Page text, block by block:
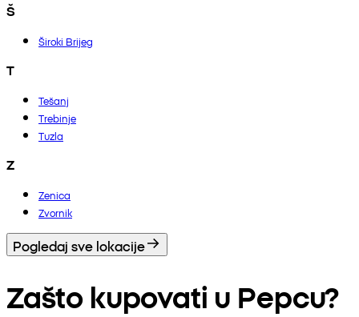
Š
Široki Brijeg
T
Tešanj
Trebinje
Tuzla
Z
Zenica
Zvornik
Pogledaj sve lokacije
Zašto kupovati u Pepcu?